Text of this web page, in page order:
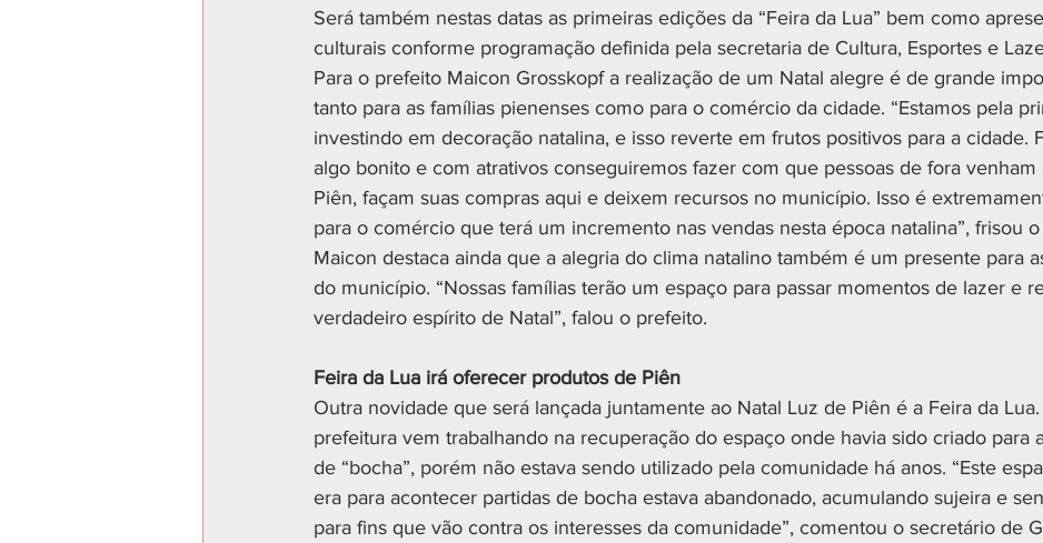
Será também nestas datas as primeiras edições da “Feira da Lua” bem como
culturais conforme programação definida pela secretaria de Cultura, Esportes e
Para o prefeito Maicon Grosskopf a realização de um Natal alegre é de grande
tanto para as famílias pienenses como para o comércio da cidade. “Estamos pela
investindo em decoração natalina, e isso reverte em frutos positivos para a cidade.
algo bonito e com atrativos conseguiremos fazer com que pessoas de fora
Piên, façam suas compras aqui e deixem recursos no município. Isso é
para o comércio que terá um incremento nas vendas nesta época natalina”, frisou
Maicon destaca ainda que a alegria do clima natalino também é um presente para
do município. “Nossas famílias terão um espaço para passar momentos de lazer e
verdadeiro espírito de Natal”, falou o prefeito.
Feira da Lua irá oferecer produtos de Piên
Outra novidade que será lançada juntamente ao Natal Luz de Piên é a Feira da
prefeitura vem trabalhando na recuperação do espaço onde havia sido criado para
de “bocha”, porém não estava sendo utilizado pela comunidade há anos. “Este
era para acontecer partidas de bocha estava abandonado, acumulando sujeira e
para fins que vão contra os interesses da comunidade”, comentou o secretário de